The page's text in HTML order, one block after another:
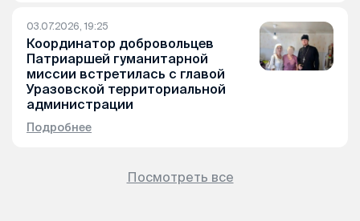
03.07.2026, 19:25
Координатор добровольцев
Патриаршей гуманитарной
миссии встретилась с главой
Уразовской территориальной
администрации
Подробнее
Посмотреть все